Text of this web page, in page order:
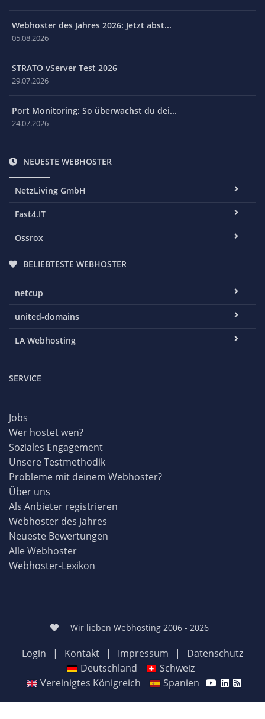
Webhoster des Jahres 2026: Jetzt abst...
05.08.2026
STRATO vServer Test 2026
29.07.2026
Port Monitoring: So überwachst du dei...
24.07.2026
NEUESTE WEBHOSTER
NetzLiving GmbH
Fast4.IT
Ossrox
BELIEBTESTE WEBHOSTER
netcup
united-domains
LA Webhosting
SERVICE
Jobs
Wer hostet wen?
Soziales Engagement
Unsere Testmethodik
Probleme mit deinem Webhoster?
Über uns
Als Anbieter registrieren
Webhoster des Jahres
Neueste Bewertungen
Alle Webhoster
Webhoster-Lexikon
Wir lieben Webhosting 2006 - 2026
Login | Kontakt | Impressum |
Datenschutz
Deutschland
Schweiz
Vereinigtes Königreich
Spanien